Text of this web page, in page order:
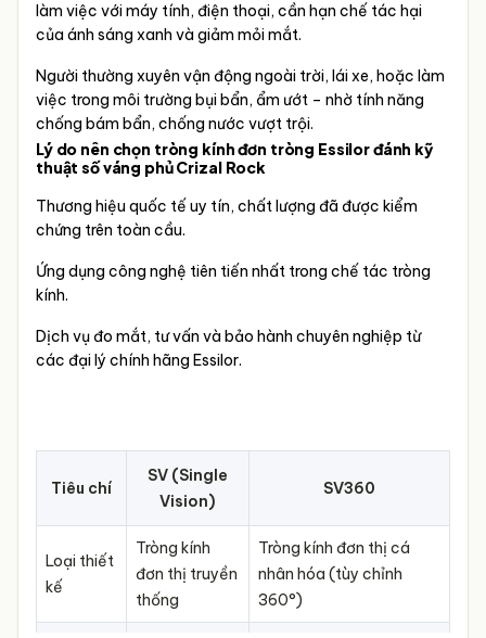
làm việc với máy tính, điện thoại, cần hạn chế tác hại
của ánh sáng xanh và giảm mỏi mắt.
Người thường xuyên vận động ngoài trời, lái xe, hoặc làm
việc trong môi trường bụi bẩn, ẩm ướt – nhờ tính năng
chống bám bẩn, chống nước vượt trội.
Lý do nên chọn tròng kính đơn tròng Essilor đánh kỹ
thuật số váng phủ Crizal Rock
Thương hiệu quốc tế uy tín, chất lượng đã được kiểm
chứng trên toàn cầu.
Ứng dụng công nghệ tiên tiến nhất trong chế tác tròng
kính.
Dịch vụ đo mắt, tư vấn và bảo hành chuyên nghiệp từ
các đại lý chính hãng Essilor.
Tiêu chí
SV (Single
Vision)
SV360
Loại thiết
kế
Tròng kính
đơn thị truyền
thống
Tròng kính đơn thị cá
nhân hóa (tùy chỉnh
360°)